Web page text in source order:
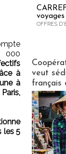
000
à
à
les 5
OFFRES
veut
français